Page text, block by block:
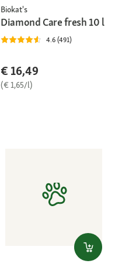
Biokat's
Diamond Care fresh 10 l
4.6 (491)
€ 16,49
(€ 1,65/l)